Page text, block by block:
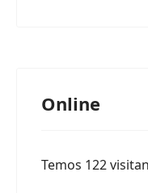
Online
Temos 122